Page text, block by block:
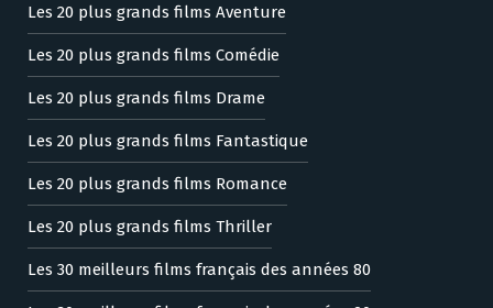
Les 20 plus grands films Aventure
Les 20 plus grands films Comédie
Les 20 plus grands films Drame
Les 20 plus grands films Fantastique
Les 20 plus grands films Romance
Les 20 plus grands films Thriller
Les 30 meilleurs films français des années 80